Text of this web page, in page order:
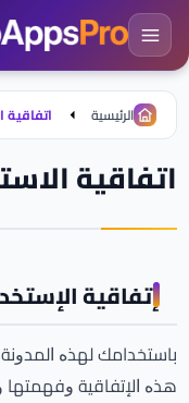
الرئيسية اتفاقية
اتفاقية
إتفاقية
باستخدامك ﻟﻬﺬﻩ
ﻫﺬﻩ ﺍلإﺗﻔﺎﻗﻴﺔ